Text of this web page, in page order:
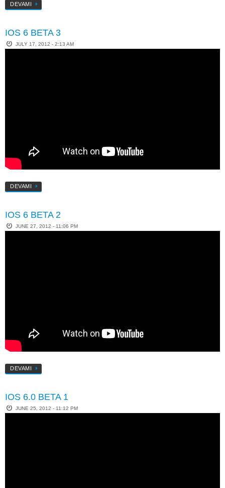
DEVAMI
IOS 6 BETA 3
JULY 17, 2012 - 2:13 AM
DEVAMI
IOS 6 BETA 2
JUNE 27, 2012 - 11:06 PM
DEVAMI
IOS 6.0 BETA 1
JUNE 25, 2012 - 11:12 PM